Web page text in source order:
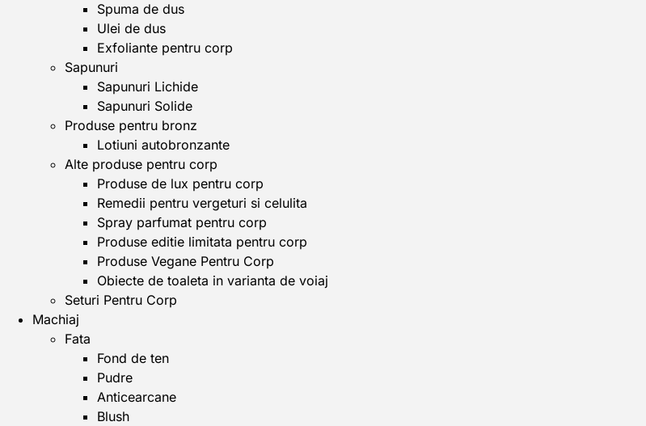
Spuma de dus
Ulei de dus
Exfoliante pentru corp
Sapunuri
Sapunuri Lichide
Sapunuri Solide
Produse pentru bronz
Lotiuni autobronzante
Alte produse pentru corp
Produse de lux pentru corp
Remedii pentru vergeturi si celulita
Spray parfumat pentru corp
Produse editie limitata pentru corp
Produse Vegane Pentru Corp
Obiecte de toaleta in varianta de voiaj
Seturi Pentru Corp
Machiaj
Fata
Fond de ten
Pudre
Anticearcane
Blush